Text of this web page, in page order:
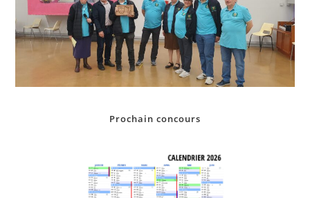
Prochain concours